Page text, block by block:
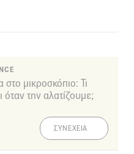
στο μικροσκόπιο: Τι
όταν την αλατίζουμε;
ΣΥΝΕΧΕΙΑ